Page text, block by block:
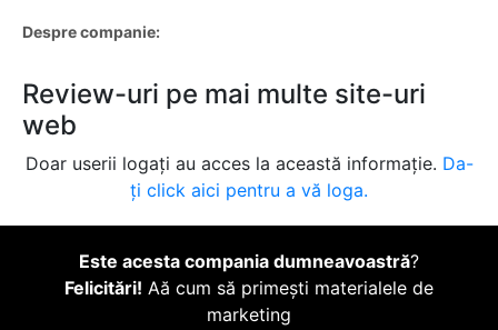
Despre companie:
Review-uri pe mai multe site-uri
web
Doar userii logați au acces la această informație. Da-
ți click aici pentru a vă loga.
Este acesta compania dumneavoastră?
Felicitări! Aă cum să primești materialele de
marketing